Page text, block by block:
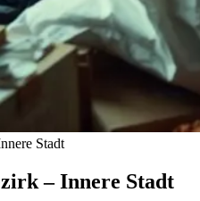
Stadt
– Innere Stadt